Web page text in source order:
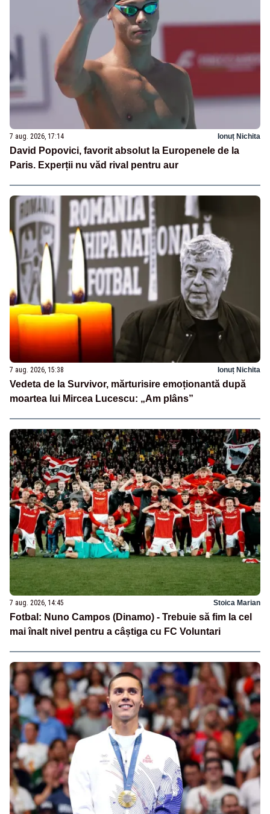
7 aug. 2026, 17:14 Ionuț Nichita
David Popovici, favorit absolut la Europenele de la
Paris. Experții nu văd rival pentru aur
7 aug. 2026, 15:38 Ionuț Nichita
Vedeta de la Survivor, mărturisire emoționantă după
moartea lui Mircea Lucescu: „Am plâns”
7 aug. 2026, 14:45 Stoica Marian
Fotbal: Nuno Campos (Dinamo) - Trebuie să fim la cel
mai înalt nivel pentru a câștiga cu FC Voluntari